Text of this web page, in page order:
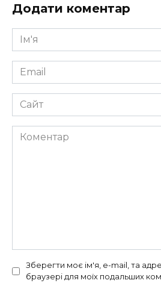
Додати коментар
Ім'я
*
Email
*
Сайт
Коментар
Зберегти моє ім'я, e-mail, та
браузері для моїх подальших